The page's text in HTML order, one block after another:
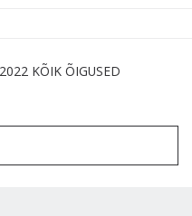
KÕIK ÕIGUSED